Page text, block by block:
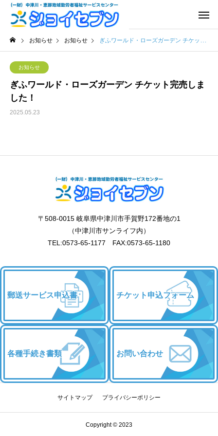
お知らせ お知らせ ぎふワールド・ローズガーデン チケット完売しました！
お知らせ
ぎふワールド・ローズガーデン チケット完売しま
した！
2025.05.23
〒508-0015 岐阜県中津川市手賀野172番地の1
（中津川市サンライフ内）
TEL:0573-65-1177 FAX:0573-65-1180
郵送サービス申込書 チケット申込フォーム
各種手続き書類 お問い合わせ
サイトマップ プライバシーポリシー
Copyright © 2023